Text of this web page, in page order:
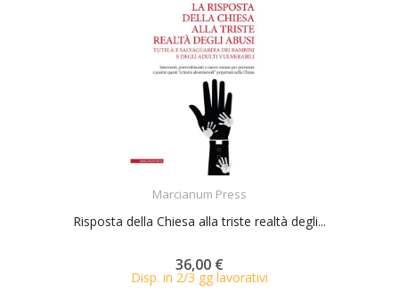
Marcianum Press
Risposta della Chiesa alla triste realtà degli...
36,00 €
Disp. in 2/3 gg lavorativi